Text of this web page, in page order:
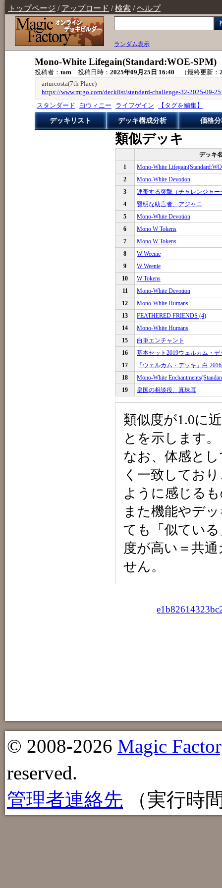
トップページ / アップロード /検索 /ヘルプ
ランダム表示
Mono-White Lifegain(Standard:WOE-SPM)
投稿者： tom 投稿日時： 2025年09月25日 16:40 （最終更新：
arturcosta(7th Place)
https://www.mtgo.com/decklist/standard-challenge-32-2025-09-
スタンダード
白ウィニー ライフゲイン 【タグを編集】
デッキリスト デッキ構成分析 価格
類似デッキ
デッキ
1
Mono-White
2
Mono-White Devotion
3
連帯する突撃（チャレンジャー
4
賢明な助言者、アジャニ
5
Mono-White Devotion
6
Mono W Tokens
7
Mono W Tokens
8
W Weenie
9
W Weenie
10
W Tokens
11
Mono-White Devotion
12
Mono-White Humans
13
FEATHERED FRIENDS (4)
14
Mono-White Humans
15
白単エンチャント
16
基本セット2019ウェルカム・デ
17
「ウェルカム・デッキ」白
18
Mono-White
19
皇国の相談役、真珠耳
類似度が1.0に
とを示します。
なお、体感と
く一致してお
ように感じる
また機能やデ
ても「似てい
度が高い＝共
せん。
© 2008-2026 Magic
reserved.
管理者連絡先 （実行時